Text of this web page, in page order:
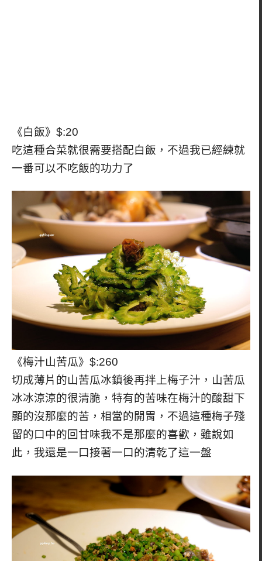
《白飯》$:20
吃這種合菜就很需要搭配白飯，不過我已經練就
一番可以不吃飯的功力了
《梅汁山苦瓜》$:260
切成薄片的山苦瓜冰鎮後再拌上梅子汁，山苦瓜
冰冰涼涼的很清脆，特有的苦味在梅汁的酸甜下
顯的沒那麼的苦，相當的開胃，不過這種梅子殘
留的口中的回甘味我不是那麼的喜歡，雖說如
此，我還是一口接著一口的清乾了這一盤